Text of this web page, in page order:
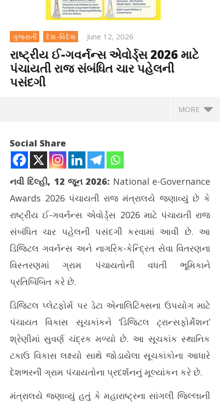
ગુજરાતી દેશ-વિદેશ June 12, 2026
રાષ્ટ્રીય ઈ-ગવર્નન્સ એવોર્ડ્સ 2026 માટે
પંચાયતી રાજ સંબંધિત ચાર પહેલની
પસંદગી
MORE
NOW VIEWING
રાષ્ટ્રીય ઈ-ગવર્નન્સ એવોર્ડ્સ 2026 માટે પંચાયતી રાજ સંબંધિત ચાર
પહેલની પસંદગી
June
12,
2026
Social Share
નવી દિલ્હી, 12 જૂન 2026: National e-Governance
Awards 2026 પંચાયતી રાજ મંત્રાલયે જણાવ્યું છે કે
રાષ્ટ્રીય ઈ-ગવર્નન્સ એવોર્ડ્સ 2026 માટે પંચાયતી રાજ
સંબંધિત ચાર પહેલની પસંદગી કરવામાં આવી છે. આ
ડિજિટલ ગવર્નન્સ અને નાગરિક-કેન્દ્રિત સેવા વિતરણના
વિસ્તરણમાં ગ્રામ પંચાયતોની વધતી ભૂમિકાને
પ્રતિબિંબિત કરે છે.
ડિજિટલ પ્લેટફોર્મ પર ડેટા એનાલિટિક્સના ઉપયોગ માટે
પંચાયત વિકાસ સૂચકાંકને ‘ડિજિટલ ટ્રાન્સફોર્મેશન’
શ્રેણીમાં સુવર્ણ ચંદ્રક મળ્યો છે. આ સૂચકાંક સ્થાનિક
ટકાઉ વિકાસ લક્ષ્યો સાથે જોડાયેલા સૂચકાંકોના આધારે
દેશભરની ગ્રામ પંચાયતોના પ્રદર્શનનું મૂલ્યાંકન કરે છે.
મંત્રાલયે જણાવ્યું હતું કે મહારાષ્ટ્રના સાંગલી જિલ્લાની